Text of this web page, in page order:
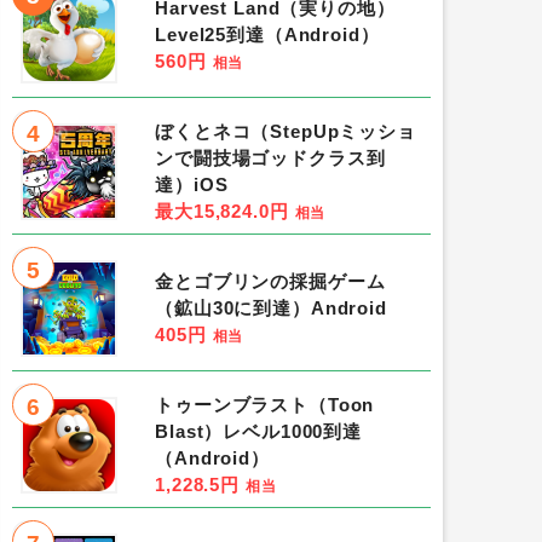
Harvest Land（実りの地）
Level25到達（Android）
560円 相当
4
ぼくとネコ（StepUpミッショ
ンで闘技場ゴッドクラス到
達）iOS
最大15,824.0円 相当
5
金とゴブリンの採掘ゲーム
（鉱山30に到達）Android
405円 相当
6
トゥーンブラスト（Toon
Blast）レベル1000到達
（Android）
1,228.5円 相当